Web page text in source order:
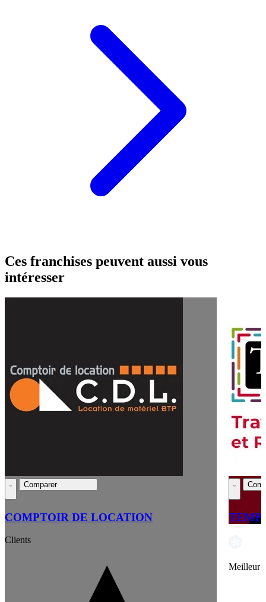
Ces franchises peuvent aussi vous
intéresser
Comparer
COMPTOIR DE LOCATION
Clients
Meilleur